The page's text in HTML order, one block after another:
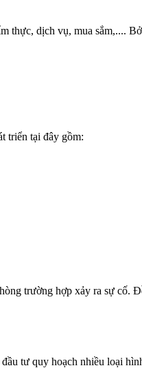
dịch vụ, mua sắm,....
triển tại đây gồm:
trường hợp xảy ra sự
tư quy hoạch nhiều loại